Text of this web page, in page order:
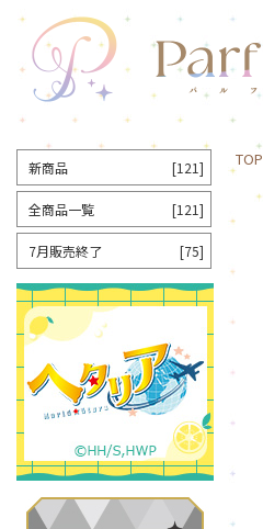
TOP
新商品 [121]
全商品一覧 [121]
7月販売終了 [75]